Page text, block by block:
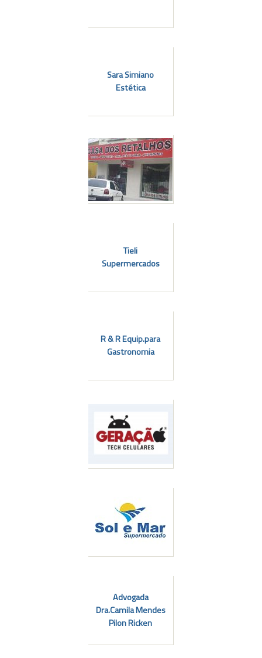
Sara Simiano
Estética
l
Tieli
Supermercados
R & R Equip.para
Gastronomia
l
Advogada
Dra.Camila Mendes
Pilon Ricken